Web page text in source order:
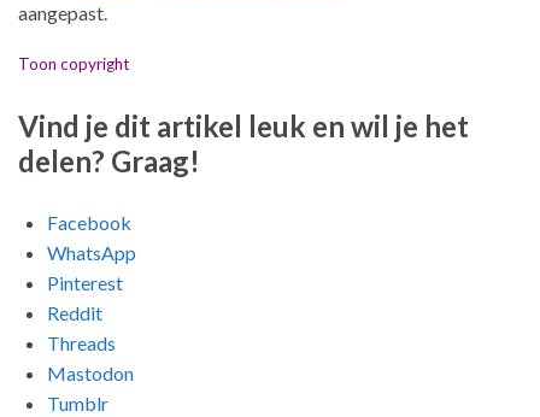
aangepast.
Toon copyright
Vind je dit artikel leuk en wil je het
delen? Graag!
Facebook
WhatsApp
Pinterest
Reddit
Threads
Mastodon
Tumblr